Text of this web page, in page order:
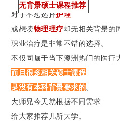
无背景硕士课程推荐
对于不想选择护理
或想读物理理疗却无相关背景的
职业治疗是非常不错的选择。
不仅同属于当下澳洲热门的医疗
而且很多相关硕士课程
是没有本科背景要求的。
大师兄今天就根据不同需求
给大家推荐几所大学。